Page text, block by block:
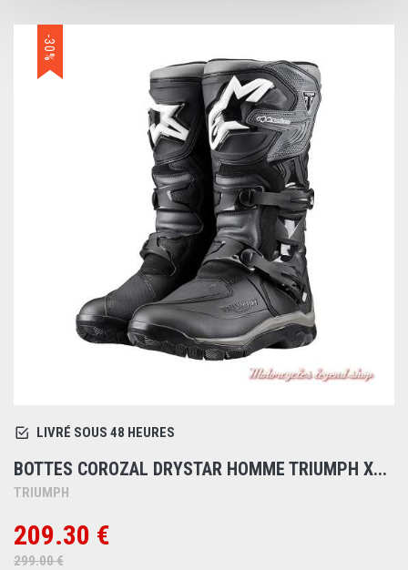
-30%
LIVRÉ SOUS 48 HEURES
BOTTES COROZAL DRYSTAR HOMME TRIUMPH X...
TRIUMPH
209.30 €
299.00 €